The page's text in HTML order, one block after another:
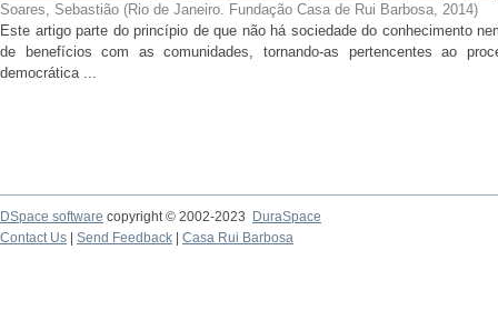
Soares, Sebastião (Rio de Janeiro. Fundação Casa de Rui Barbosa, 2014)
Este artigo parte do princípio de que não há sociedade do conhecimento
de benefícios com as comunidades, tornando-as pertencentes ao
democrática ...
DSpace software copyright © 2002-2023
DuraSpace
Contact Us
Send Feedback Casa Rui Barbosa